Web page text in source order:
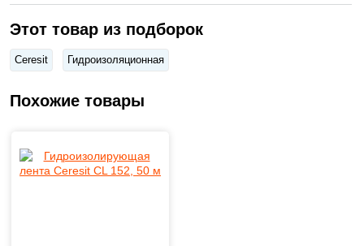
Этот товар из подборок
Ceresit Гидроизоляционная
Похожие товары